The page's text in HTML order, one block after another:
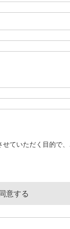
ていただく目的で
意する